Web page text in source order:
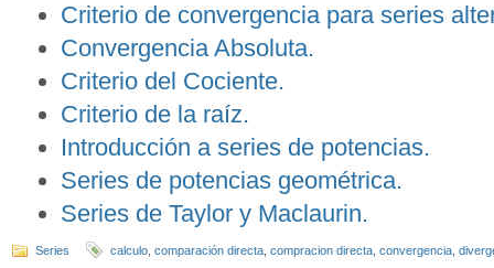
Criterio de convergencia para series
Convergencia Absoluta.
Criterio del Cociente.
Criterio de la raíz.
Introducción a series de potencias.
Series de potencias geométrica.
Series de Taylor y Maclaurin.
Series calculo comparación directa compracion directa convergencia